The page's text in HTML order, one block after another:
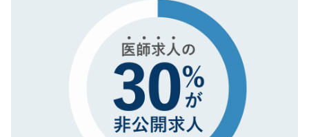
で、機密保持に関してもご安心ください。